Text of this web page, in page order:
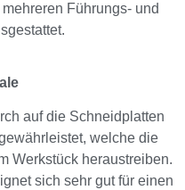
Führungs- und
auf die Schneidplatten
welche die
Werkstück heraustreiben.
sich sehr gut für einen